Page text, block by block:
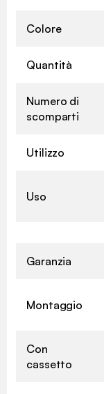
Colore
Quantità
Numero di
scomparti
Utilizzo
Uso
Garanzia
Montaggio
Con
cassetto